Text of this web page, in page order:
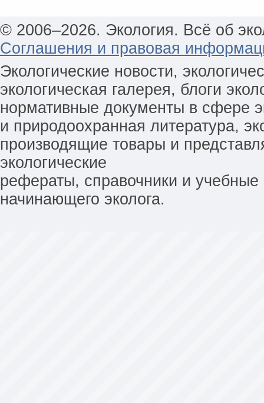
© 2006–2026. Экология. Всё об
Соглашения и правовая
Экологические новости,
экологическая галерея, блоги
нормативные документы в сфере
и природоохранная литература,
производящие товары и
экологические
рефераты, справочники и
начинающего эколога.